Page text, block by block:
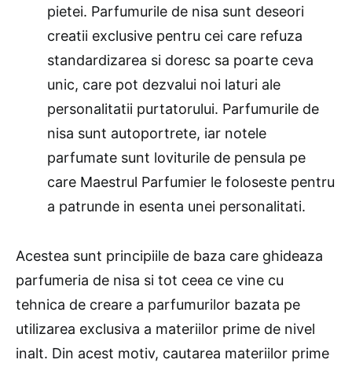
pietei. Parfumurile de nisa sunt deseori
creatii exclusive pentru cei care refuza
standardizarea si doresc sa poarte ceva
unic, care pot dezvalui noi laturi ale
personalitatii purtatorului. Parfumurile de
nisa sunt autoportrete, iar notele
parfumate sunt loviturile de pensula pe
care Maestrul Parfumier le foloseste pentru
a patrunde in esenta unei personalitati.
Acestea sunt principiile de baza care ghideaza
parfumeria de nisa si tot ceea ce vine cu
tehnica de creare a parfumurilor bazata pe
utilizarea exclusiva a materiilor prime de nivel
inalt. Din acest motiv, cautarea materiilor prime